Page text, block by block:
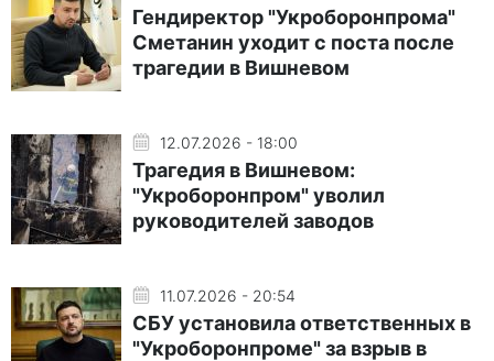
Гендиректор "Укроборонпрома"
Сметанин уходит с поста после
трагедии в Вишневом
12.07.2026 - 18:00
Трагедия в Вишневом:
"Укроборонпром" уволил
руководителей заводов
11.07.2026 - 20:54
СБУ установила ответственных в
"Укроборонпроме" за взрыв в